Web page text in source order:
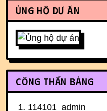
Ủng hộ dự án
Công thần bảng
114101 admin